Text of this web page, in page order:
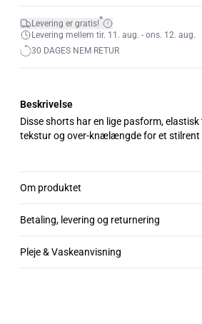
Levering er gratis!*
Levering mellem tir. 11. aug. - ons. 12. aug.
30 DAGES NEM RETUR
Beskrivelse
Disse shorts har en lige pasform,
tekstur og over-knælængde for et stilrent
Om produktet
Betaling, levering og returnering
Pleje & Vaskeanvisning